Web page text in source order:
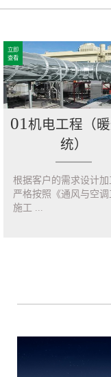
立即
查看
01 机电工程（
统）
根据客户的需求设计加
严格按照《通风与空调
施工 ...